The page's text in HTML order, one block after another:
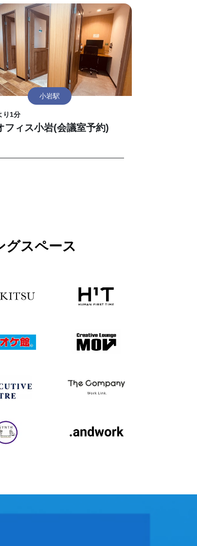
小岩駅
り1分
フィス小岩(会議室予約)
グスペース